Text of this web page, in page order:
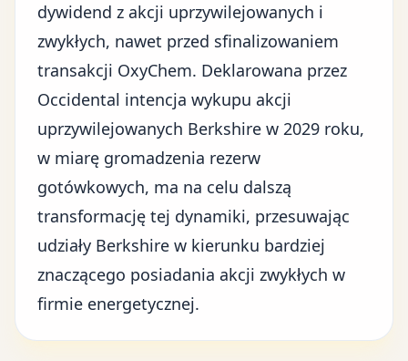
dywidend z akcji uprzywilejowanych i
zwykłych, nawet przed sfinalizowaniem
transakcji OxyChem. Deklarowana przez
Occidental intencja wykupu akcji
uprzywilejowanych Berkshire w 2029 roku,
w miarę gromadzenia rezerw
gotówkowych, ma na celu dalszą
transformację tej dynamiki, przesuwając
udziały Berkshire w kierunku bardziej
znaczącego posiadania akcji zwykłych w
firmie energetycznej.